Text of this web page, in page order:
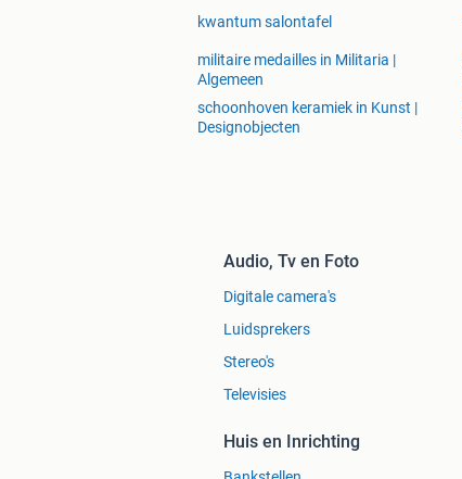
kwantum salontafel
militaire medailles in Militaria |
Algemeen
schoonhoven keramiek in Kunst |
Designobjecten
Audio, Tv en Foto
Digitale camera's
Luidsprekers
Stereo's
Televisies
Huis en Inrichting